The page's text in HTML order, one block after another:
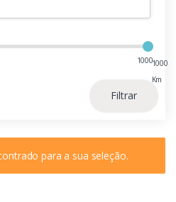
1000
Km
1000
Filtrar
para a sua seleção.